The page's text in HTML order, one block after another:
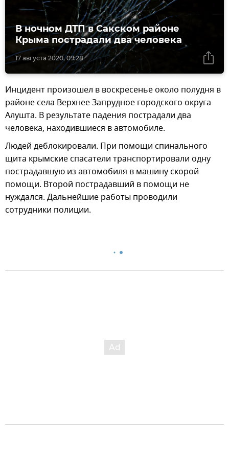
17 августа 2020, 09:28
В ночном ДТП в Сакском районе
Крыма пострадали два человека
Инцидент произошел в воскресенье около полудня в
районе села Верхнее Запрудное городского округа
Алушта. В результате падения пострадали два
человека, находившиеся в автомобиле.
Людей деблокировали. При помощи спинального
щита крымские спасатели транспортировали одну
пострадавшую из автомобиля в машину скорой
помощи. Второй пострадавший в помощи не
нуждался. Дальнейшие работы проводили
сотрудники полиции.